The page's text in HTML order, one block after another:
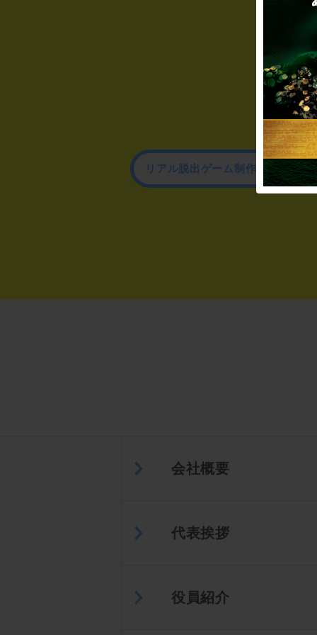
リアル脱出ゲーム制作のお問い合
会社概要
代表挨拶
役員紹介